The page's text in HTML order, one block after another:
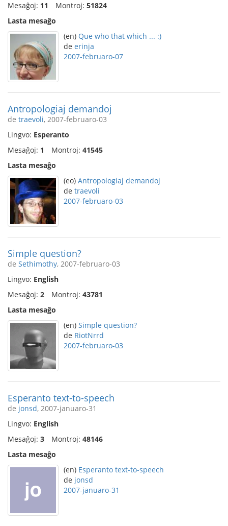
Mesaĝoj: 11 Montroj: 51824
Lasta mesaĝo
(en) Que who that which ... :)
de erinja
2007-februaro-07
Antropologiaj demandoj
de traevoli, 2007-februaro-03
Lingvo: Esperanto
Mesaĝoj: 1 Montroj: 41545
Lasta mesaĝo
(eo) Antropologiaj demandoj
de traevoli
2007-februaro-03
Simple question?
de Sethimothy, 2007-februaro-03
Lingvo: English
Mesaĝoj: 2 Montroj: 43781
Lasta mesaĝo
(en) Simple question?
de RiotNrrd
2007-februaro-03
Esperanto text-to-speech
de jonsd, 2007-januaro-31
Lingvo: English
Mesaĝoj: 3 Montroj: 48146
Lasta mesaĝo
(en) Esperanto text-to-speech
de jonsd
2007-januaro-31